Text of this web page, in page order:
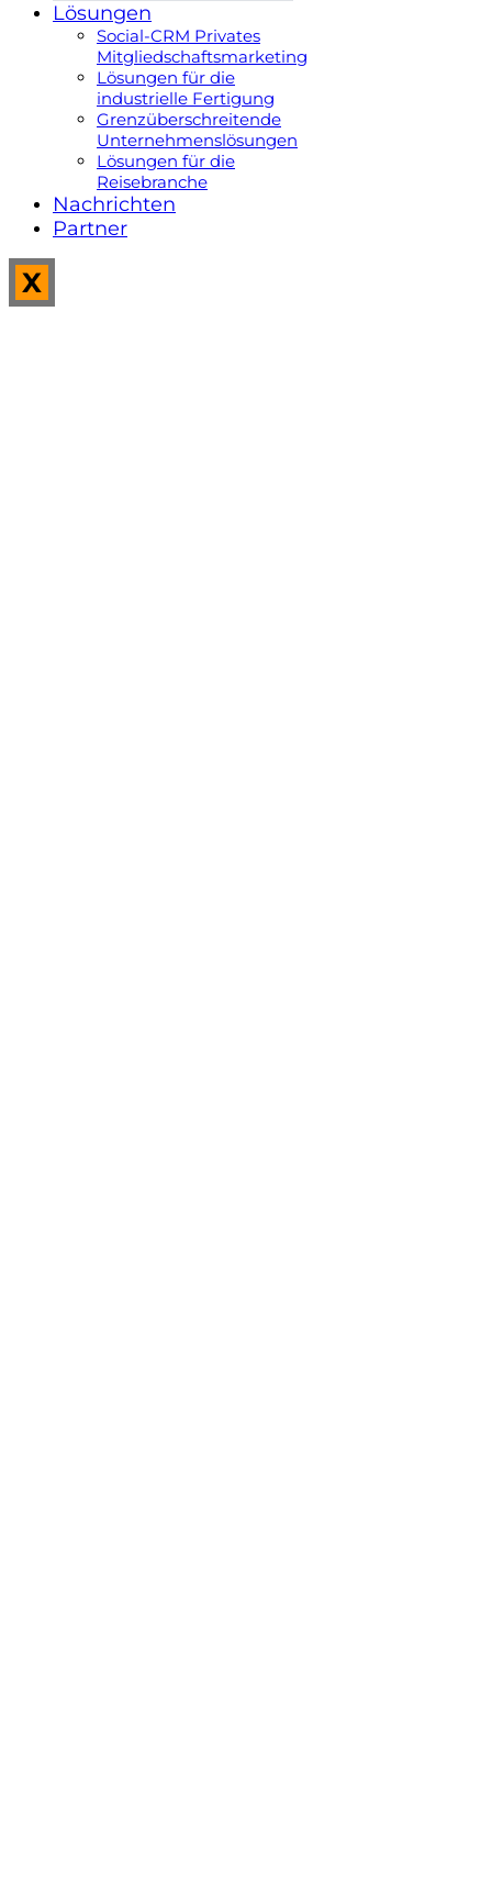
Lösungen
Social-CRM Privates
Mitgliedschaftsmarketing
Lösungen für die
industrielle Fertigung
Grenzüberschreitende
Unternehmenslösungen
Lösungen für die
Reisebranche
Nachrichten
Partner
X